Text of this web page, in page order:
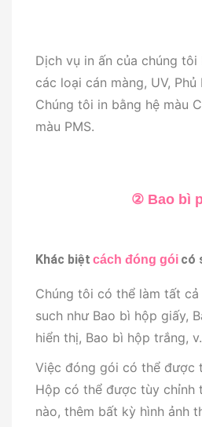
Dịch vụ in ấn của chúng
các loại cán màng, UV,
Chúng tôi in bằng hệ màu
màu PMS.
② Bao bì
Khác biệt cách đóng gói có
Chúng tôi có thể làm tất
such như Bao bì hộp giấy,
hiển thị, Bao bì hộp trắng,
Việc đóng gói có thể được
Hộp có thể được tùy chỉnh
nào, thêm bất kỳ hình ảnh